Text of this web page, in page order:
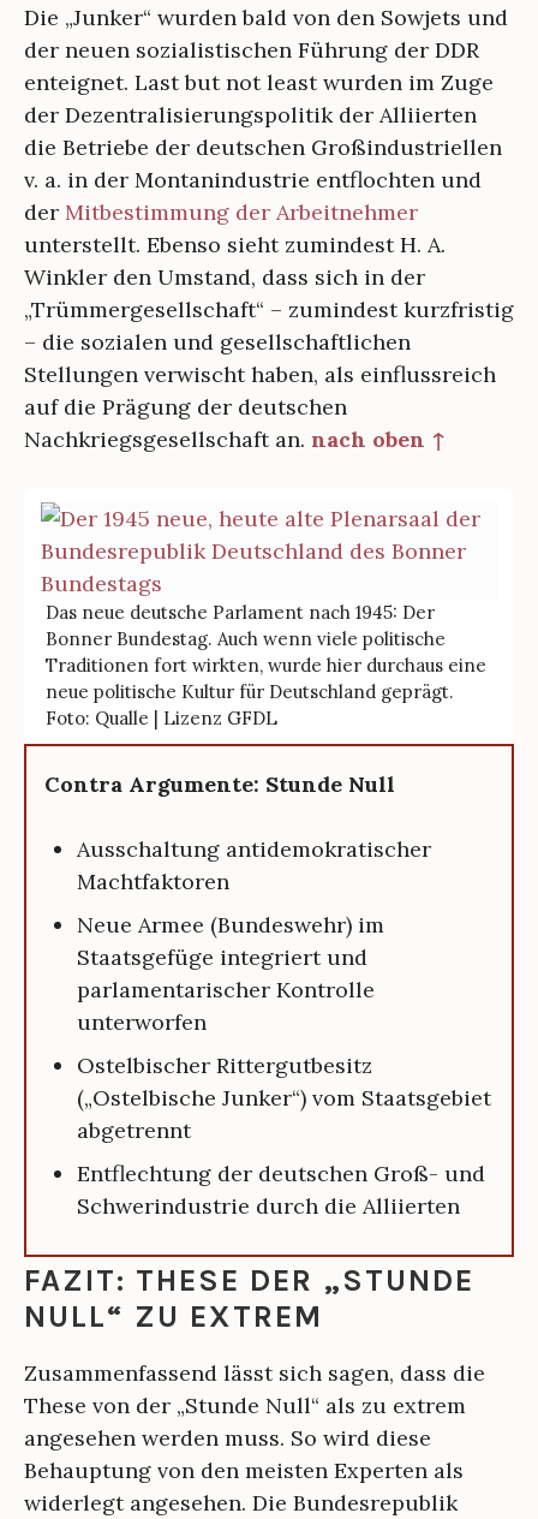
Die „Junker“ wurden bald von den Sowjets und
der neuen sozialistischen Führung der DDR
enteignet. Last but not least wurden im Zuge
der Dezentralisierungspolitik der Alliierten
die Betriebe der deutschen Großindustriellen
v. a. in der Montanindustrie entflochten und
der Mitbestimmung der Arbeitnehmer
unterstellt. Ebenso sieht zumindest H. A.
Winkler den Umstand, dass sich in der
„Trümmergesellschaft“ – zumindest kurzfristig
– die sozialen und gesellschaftlichen
Stellungen verwischt haben, als einflussreich
auf die Prägung der deutschen
Nachkriegsgesellschaft an. nach oben ↑
Das neue deutsche Parlament nach 1945: Der
Bonner Bundestag. Auch wenn viele politische
Traditionen fort wirkten, wurde hier durchaus eine
neue politische Kultur für Deutschland geprägt.
Foto: Qualle | Lizenz GFDL
Contra Argumente: Stunde Null
Ausschaltung antidemokratischer
Machtfaktoren
Neue Armee (Bundeswehr) im
Staatsgefüge integriert und
parlamentarischer Kontrolle
unterworfen
Ostelbischer Rittergutbesitz
(„Ostelbische Junker“) vom Staatsgebiet
abgetrennt
Entflechtung der deutschen Groß- und
Schwerindustrie durch die Alliierten
FAZIT: THESE DER „STUNDE
NULL“ ZU EXTREM
Zusammenfassend lässt sich sagen, dass die
These von der „Stunde Null“ als zu extrem
angesehen werden muss. So wird diese
Behauptung von den meisten Experten als
widerlegt angesehen. Die Bundesrepublik